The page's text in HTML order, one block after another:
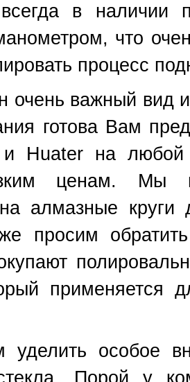
в наличии
что
процесс
важный вид
готова Вам
и Huater на
ценам. Мы
алмазные круги
просим
применяется
особое
Порой у